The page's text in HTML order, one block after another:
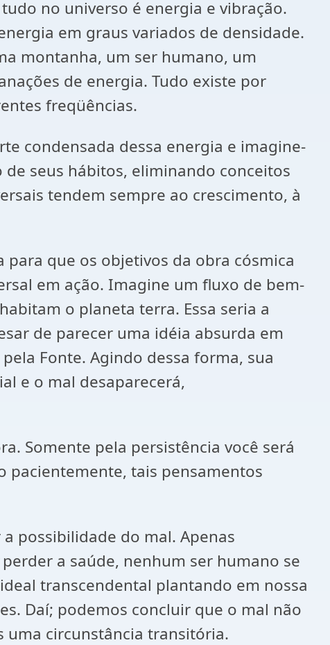
no universo é energia e vibração.
em graus variados de densidade.
montanha, um ser humano, um
de energia. Tudo existe por
freqüências.
condensada dessa energia e imagine-
de seus hábitos, eliminando conceitos
tendem sempre ao crescimento, à
que os objetivos da obra cósmica
em ação. Imagine um fluxo de bem-
o planeta terra. Essa seria a
de parecer uma idéia absurda em
Fonte. Agindo dessa forma, sua
e o mal desaparecerá,
Somente pela persistência você será
pacientemente, tais pensamentos
possibilidade do mal. Apenas
a saúde, nenhum ser humano se
transcendental plantando em nossa
Daí; podemos concluir que o mal não
uma circunstância transitória.